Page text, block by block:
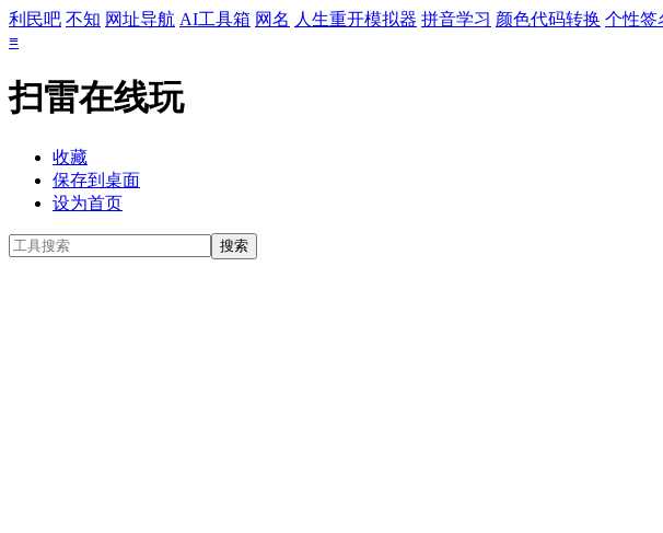
利民吧 不知 网址导航 AI工具箱 网名 人生重开模拟器 拼音学习 颜色代码转换 个性签
≡
扫雷在线玩
收藏
保存到桌面
设为首页